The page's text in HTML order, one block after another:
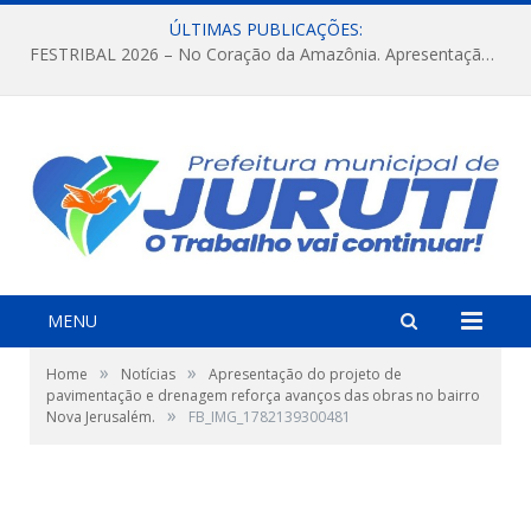
ÚLTIMAS PUBLICAÇÕES:
FESTRIBAL 2026 – No Coração da Amazônia. Apresentação da Munduruku.
MENU
Home » Notícias »
Apresentação do projeto de
pavimentação e drenagem reforça avanços das obras no bairro
Nova Jerusalém.
» FB_IMG_1782139300481